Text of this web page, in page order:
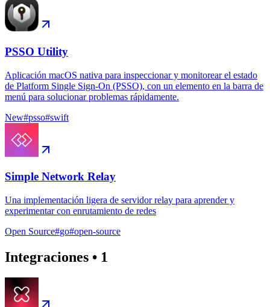
PSSO Utility
Aplicación macOS nativa para inspeccionar y monitorear el estado
de Platform Single Sign-On (PSSO), con un elemento en la barra de
menú para solucionar problemas rápidamente.
New#psso#swift
Simple Network Relay
Una implementación ligera de servidor relay para aprender y
experimentar con enrutamiento de redes
Open Source#go#open-source
Integraciones • 1